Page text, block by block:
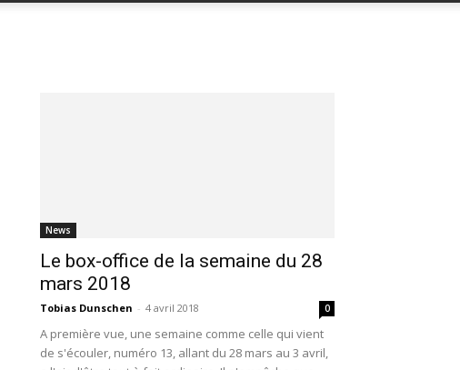
News
Le box-office de la semaine du 28
mars 2018
Tobias Dunschen - 4 avril 2018 0
A première vue, une semaine comme celle qui vient
de s'écouler, numéro 13, allant du 28 mars au 3 avril,